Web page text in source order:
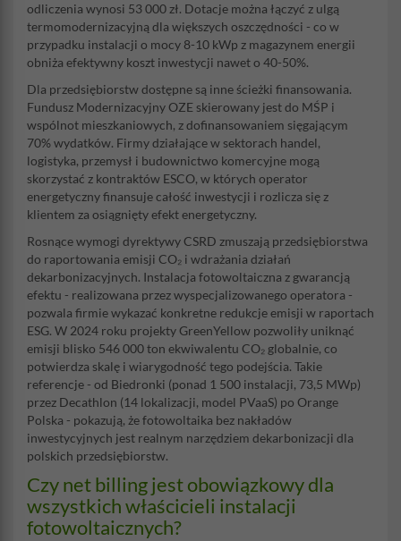
odliczenia wynosi 53 000 zł. Dotacje można łączyć z ulgą
termomodernizacyjną dla większych oszczędności - co w
przypadku instalacji o mocy 8-10 kWp z magazynem energii
obniża efektywny koszt inwestycji nawet o 40-50%.
Dla przedsiębiorstw dostępne są inne ścieżki finansowania.
Fundusz Modernizacyjny OZE skierowany jest do MŚP i
wspólnot mieszkaniowych, z dofinansowaniem sięgającym
70% wydatków. Firmy działające w sektorach handel,
logistyka, przemysł i budownictwo komercyjne mogą
skorzystać z kontraktów ESCO, w których operator
energetyczny finansuje całość inwestycji i rozlicza się z
klientem za osiągnięty efekt energetyczny.
Rosnące wymogi dyrektywy CSRD zmuszają przedsiębiorstwa
do raportowania emisji CO₂ i wdrażania działań
dekarbonizacyjnych. Instalacja fotowoltaiczna z gwarancją
efektu - realizowana przez wyspecjalizowanego operatora -
pozwala firmie wykazać konkretne redukcje emisji w raportach
ESG. W 2024 roku projekty GreenYellow pozwoliły uniknąć
emisji blisko 546 000 ton ekwiwalentu CO₂ globalnie, co
potwierdza skalę i wiarygodność tego podejścia. Takie
referencje - od Biedronki (ponad 1 500 instalacji, 73,5 MWp)
przez Decathlon (14 lokalizacji, model PVaaS) po Orange
Polska - pokazują, że fotowoltaika bez nakładów
inwestycyjnych jest realnym narzędziem dekarbonizacji dla
polskich przedsiębiorstw.
Czy net billing jest obowiązkowy dla
wszystkich właścicieli instalacji
fotowoltaicznych?